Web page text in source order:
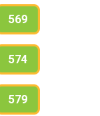
569
574
579